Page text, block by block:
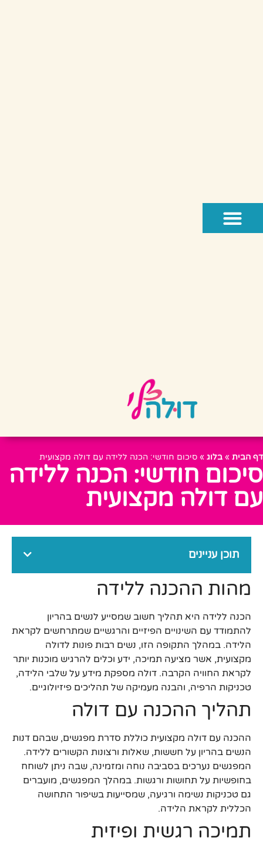
דף הבית » בלוג » סיכום חודשי: הכנה ללידה עם דולה מקצועית
סיכום חודשי: הכנה ללידה
עם דולה מקצועית
תוכן עניינים
מהות ההכנה ללידה
הכנה ללידה היא תהליך חשוב שמסייע לנשים בהריון
להתמודד עם השינויים הפיזיים והרגשיים שמתרחשים לקראת
הלידה. במהלך התקופה הזו, נשים רבות פונות לדולה
מקצועית, אשר מציעה תמיכה, ידע וכלים להרגיש מוכנות יותר
לקראת החוויה הקרבה. דולה מספקת מידע על שלבי הלידה,
טכניקות הרפיה, והבנה מעמיקה של תהליכים פיזיולוגיים.
תהליך ההכנה עם דולה
ההכנה עם דולה מקצועית כוללת סדרת מפגשים, שבהם דנות
הנשים בהריון על חששות, שאלות ורצונות הקשורים ללידה.
המפגשים נערכים בסביבה נוחה ומזמינה, שבה ניתן לשוחח
בחופשיות על תחושות ורגשות. במהלך המפגשים, מועברים
גם טכניקות נשימה ורגיעה, שמסייעות בשיפור התחושה
הכללית לקראת הלידה.
תמיכה רגשית ופיזית